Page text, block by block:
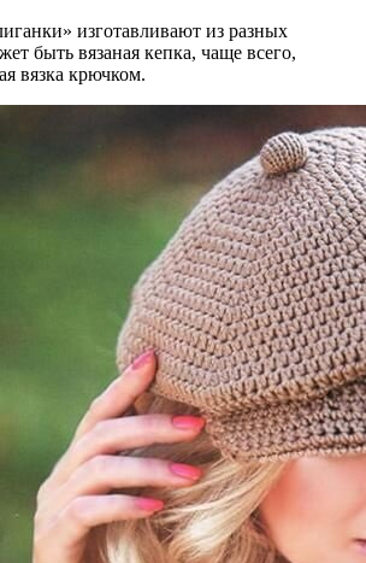
изготавливают из разных
быть вязаная кепка, чаще всего,
вязка крючком.